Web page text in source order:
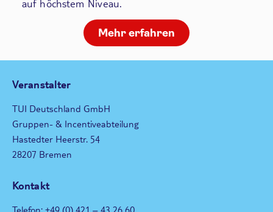
auf höchstem Niveau.
Mehr erfahren
Veranstalter
TUI Deutschland GmbH
Gruppen- & Incentiveabteilung
Hastedter Heerstr. 54
28207 Bremen
Kontakt
Telefon: +49 (0) 421 – 43 26 60